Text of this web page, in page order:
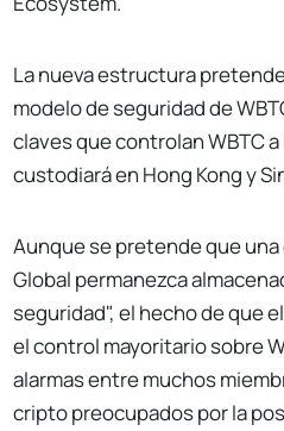
La nueva estructura
modelo de seguridad de
claves que controlan WBTC a
custodiará en Hong Kong y
Aunque se pretende que una
Global permanezca
seguridad", el hecho de que
el control mayoritario sobre
alarmas entre muchos
cripto preocupados por la